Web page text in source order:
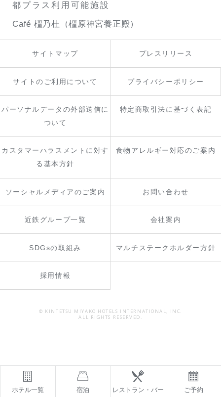
都プラス利用可能施設
Café 橿乃杜（橿原神宮養正殿）
サイトマップ プレスリリース
サイトのご利用について プライバシーポリシー
パーソナルデータの外部送信に
ついて
特定商取引法に基づく表記
カスタマーハラスメントに対す
る基本方針
食物アレルギー対応のご案内
ソーシャルメディアのご案内 お問い合わせ
近鉄グループ一覧 会社案内
SDGsの取組み マルチステークホルダー方針
採用情報
© KINTETSU MIYAKO HOTELS INTERNATIONAL, INC.
ALL RIGHTS RESERVED.
ホテル一覧 宿泊 レストラン・バー ご予約